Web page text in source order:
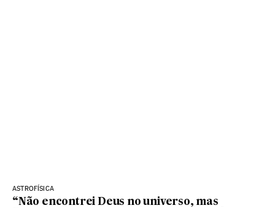
ASTROFÍSICA
“Não encontrei Deus no universo, mas